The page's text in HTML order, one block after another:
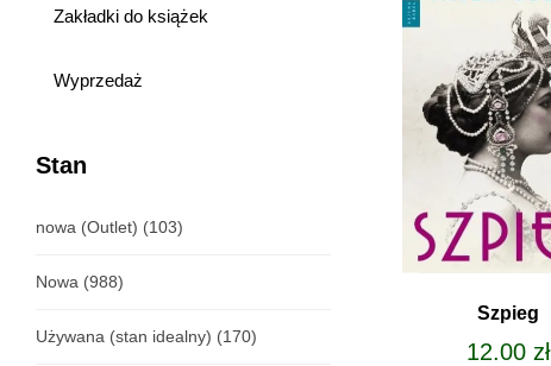
Zakładki do książek
Wyprzedaż
Stan
nowa (Outlet) (103)
Nowa (988)
Używana (stan idealny) (170)
Szpieg
12.00 zł